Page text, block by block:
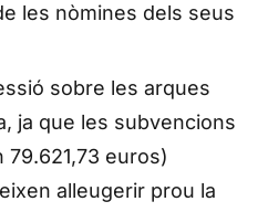
les nòmines dels seus
sobre les arques
ja que les subvencions
euros)
alleugerir prou la